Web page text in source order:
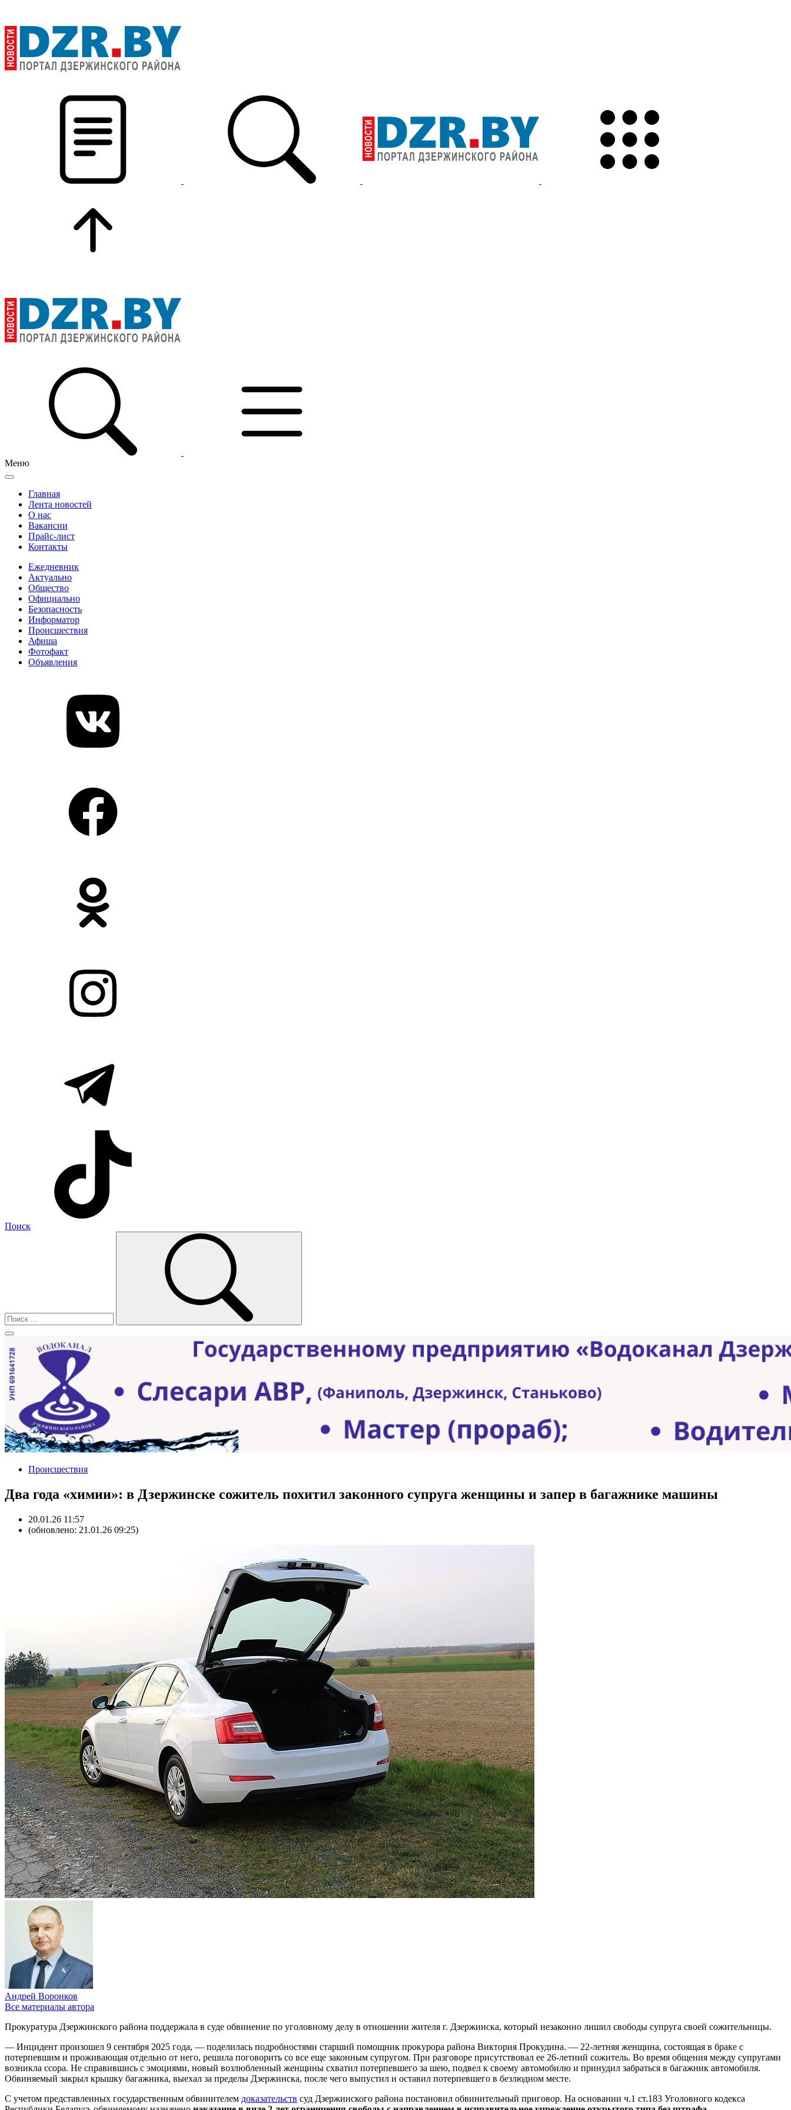
Меню
Главная
Лента новостей
О нас
Вакансии
Прайс-лист
Контакты
Ежедневник
Актуально
Общество
Официально
Безопасность
Информатор
Происшествия
Афиша
Фотофакт
Объявления
Поиск
Происшествия
Два года «химии»: в Дзержинске сожитель похитил законного супруга женщины и запер в багажнике машины
20.01.26 11:57
(обновлено: 21.01.26 09:25)
Андрей Воронков
Все материалы автора
Прокуратура Дзержинского района поддержала в суде обвинение по уголовному делу в отношении жителя г. Дзержинска, который незаконно лишил свободы супруга своей сожительницы.
— Инцидент произошел 9 сентября 2025 года, — поделилась подробностями старший помощник прокурора района Виктория Прокудина. — 22-летняя женщина, состоящая в браке с
потерпевшим и проживающая отдельно от него, решила поговорить со все еще законным супругом. При разговоре присутствовал ее 26‑летний сожитель. Во время общения между супругами
возникла ссора. Не справившись с эмоциями, новый возлюбленный женщины схватил потерпевшего за шею, подвел к своему автомобилю и принудил забраться в багажник автомобиля.
Обвиняемый закрыл крышку багажника, выехал за пределы Дзержинска, после чего выпустил и оставил потерпевшего в безлюдном месте.
С учетом представленных государственным обвинителем доказательств суд Дзержинского района постановил обвинительный приговор. На основании ч.1 ст.183 Уголовного кодекса